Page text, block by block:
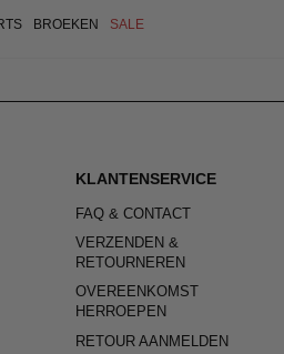
BROEKEN SALE
KLANTENSERVICE
FAQ & CONTACT
VERZENDEN &
RETOURNEREN
OVEREENKOMST
HERROEPEN
RETOUR AANMELDEN